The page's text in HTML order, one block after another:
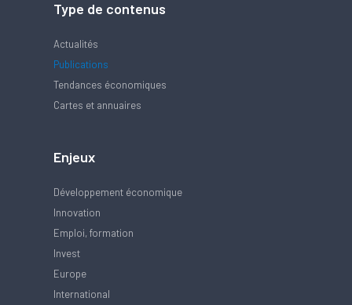
Type de contenus
Actualités
Publications
Tendances économiques
Cartes et annuaires
Enjeux
Développement économique
Innovation
Emploi, formation
Invest
Europe
International